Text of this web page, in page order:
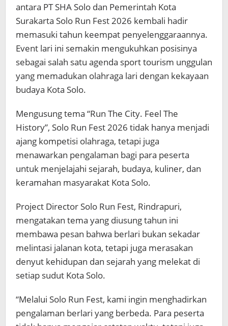
antara PT SHA Solo dan Pemerintah Kota
Surakarta Solo Run Fest 2026 kembali hadir
memasuki tahun keempat penyelenggaraannya.
Event lari ini semakin mengukuhkan posisinya
sebagai salah satu agenda sport tourism unggulan
yang memadukan olahraga lari dengan kekayaan
budaya Kota Solo.
Mengusung tema “Run The City. Feel The
History”, Solo Run Fest 2026 tidak hanya menjadi
ajang kompetisi olahraga, tetapi juga
menawarkan pengalaman bagi para peserta
untuk menjelajahi sejarah, budaya, kuliner, dan
keramahan masyarakat Kota Solo.
Project Director Solo Run Fest, Rindrapuri,
mengatakan tema yang diusung tahun ini
membawa pesan bahwa berlari bukan sekadar
melintasi jalanan kota, tetapi juga merasakan
denyut kehidupan dan sejarah yang melekat di
setiap sudut Kota Solo.
“Melalui Solo Run Fest, kami ingin menghadirkan
pengalaman berlari yang berbeda. Para peserta